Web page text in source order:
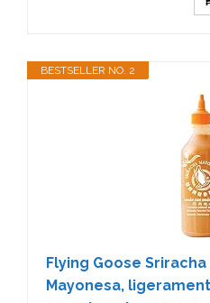
BESTSELLER NO. 2
Flying Goose
Mayonesa,